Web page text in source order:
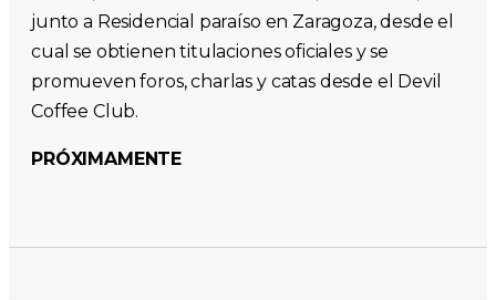
junto a Residencial paraíso en Zaragoza, desde el
cual se obtienen titulaciones oficiales y se
promueven foros, charlas y catas desde el Devil
Coffee Club.
PRÓXIMAMENTE